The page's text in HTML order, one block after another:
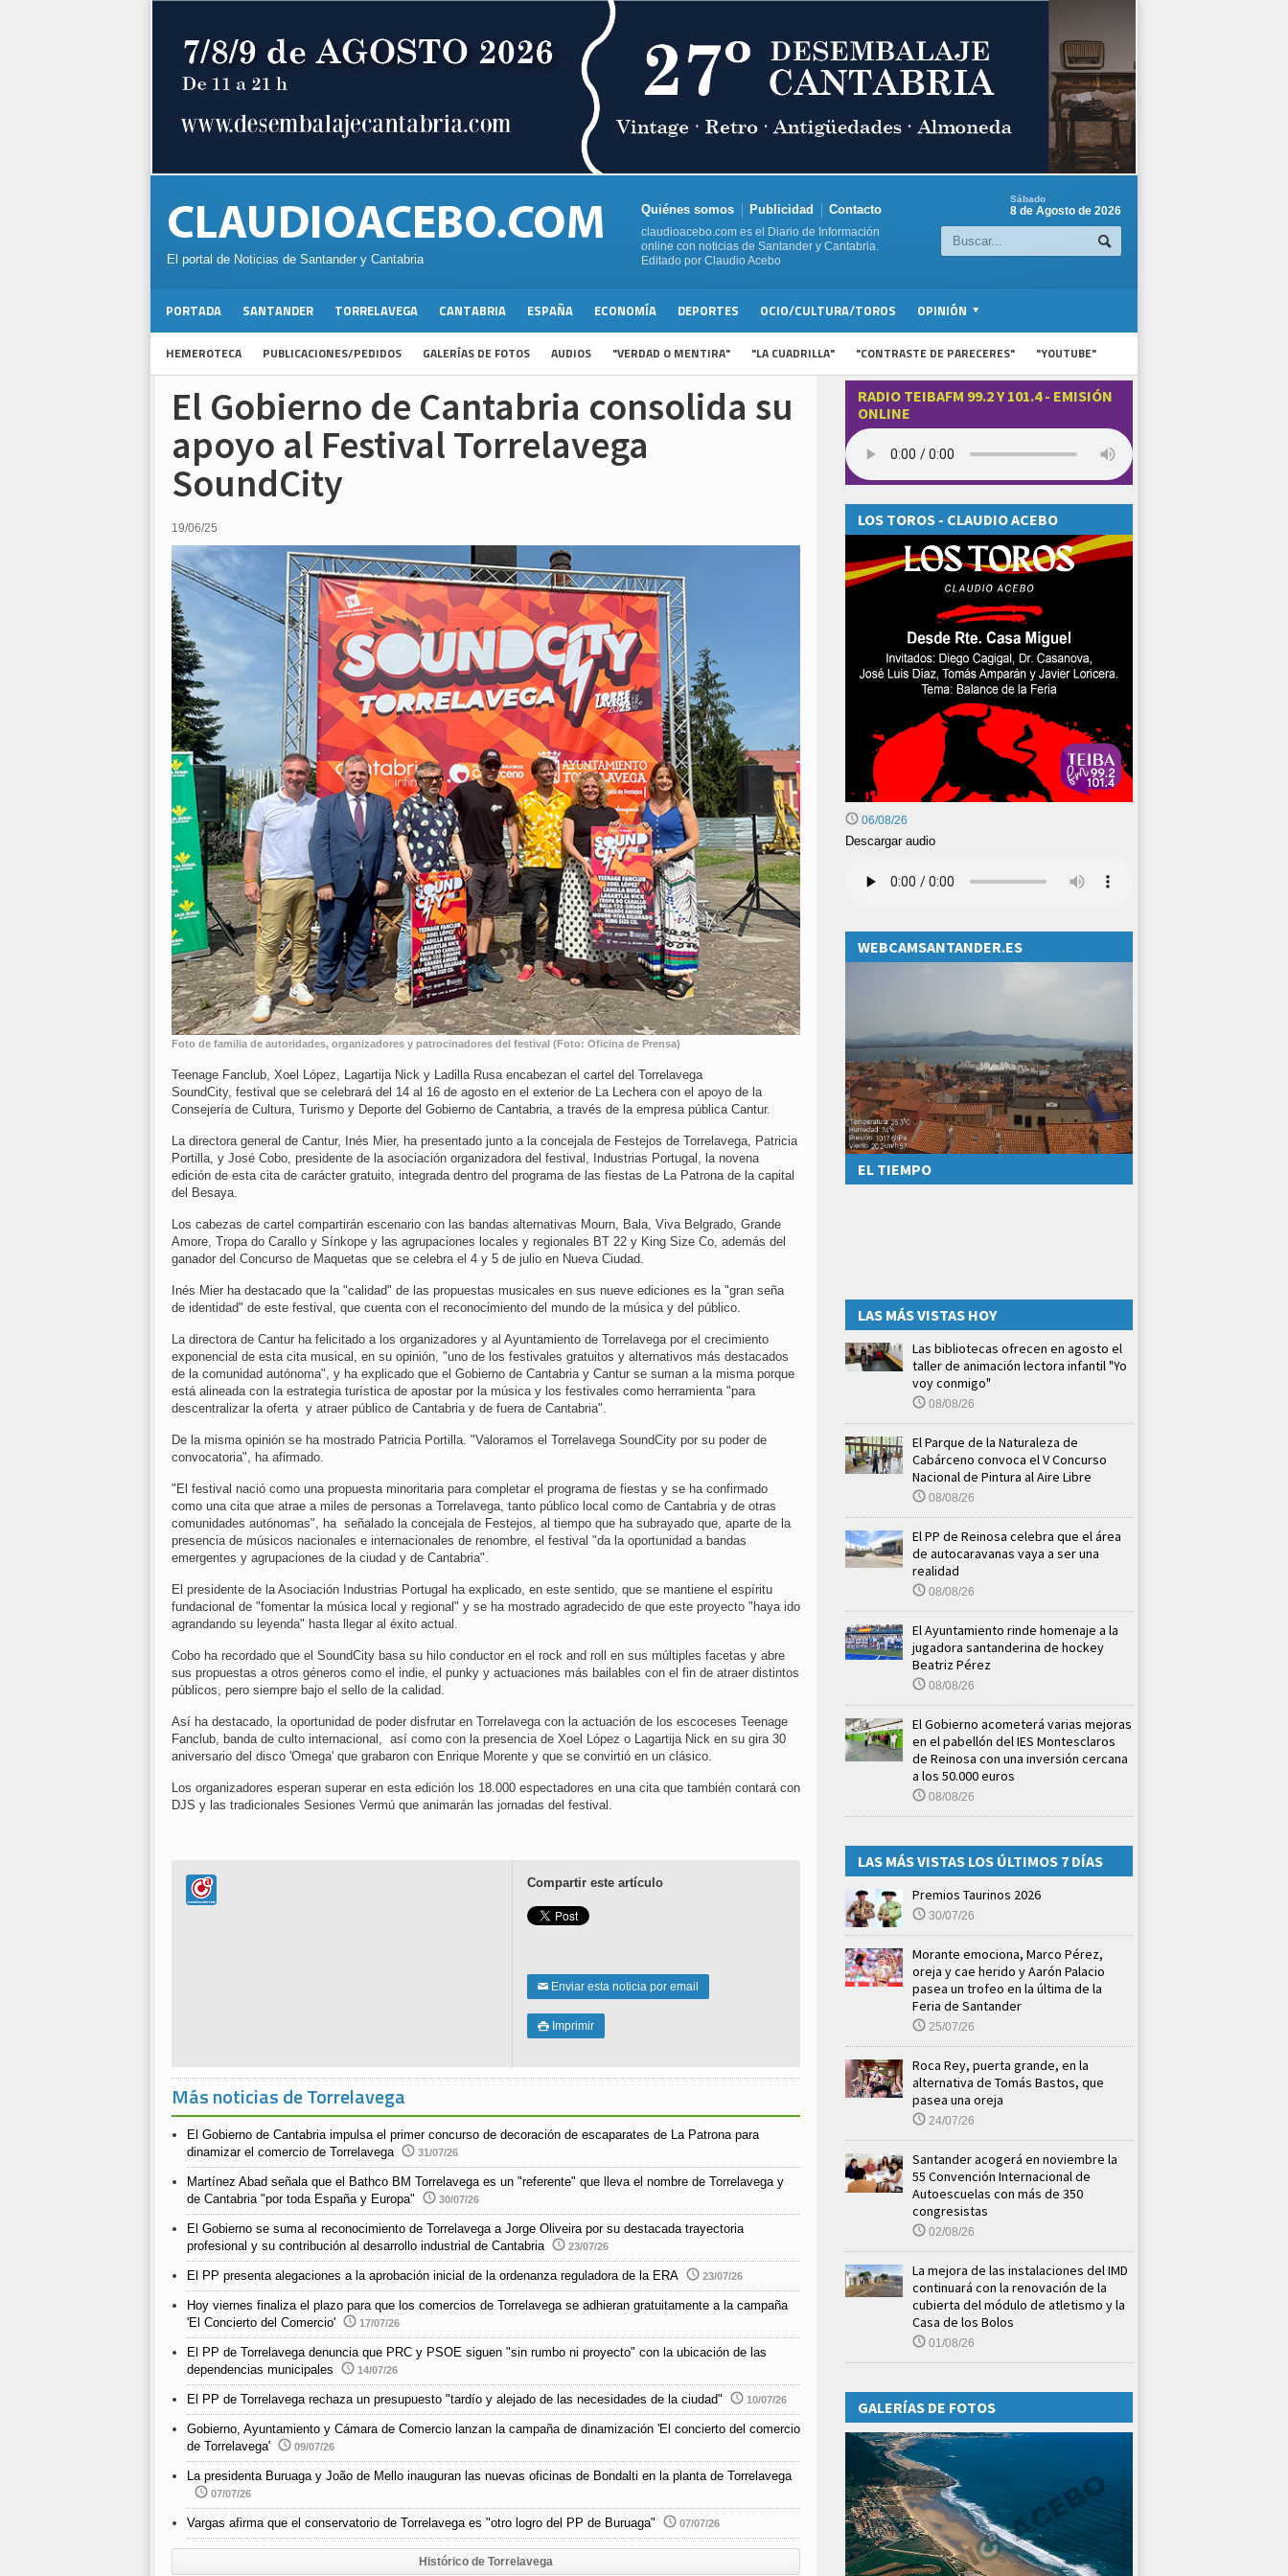
El portal de Noticias de Santander y Cantabria
Quiénes somos Publicidad Contacto
claudioacebo.com es el Diario de Información
online con noticias de Santander y Cantabria.
Editado por Claudio Acebo
Sábado
8 de Agosto de 2026
PORTADA SANTANDER TORRELAVEGA CANTABRIA ESPAÑA ECONOMÍA DEPORTES OCIO/CULTURA/TOROS OPINIÓN
HEMEROTECA PUBLICACIONES/PEDIDOS GALERÍAS DE FOTOS AUDIOS "VERDAD O MENTIRA" "LA CUADRILLA" "CONTRASTE DE PARECERES" "YOUTUBE"
El Gobierno de Cantabria consolida su
apoyo al Festival Torrelavega
SoundCity
19/06/25
Foto de familia de autoridades, organizadores y patrocinadores del festival (Foto: Oficina de Prensa)
Teenage Fanclub, Xoel López, Lagartija Nick y Ladilla Rusa encabezan el cartel del Torrelavega
SoundCity, festival que se celebrará del 14 al 16 de agosto en el exterior de La Lechera con el apoyo de la
Consejería de Cultura, Turismo y Deporte del Gobierno de Cantabria, a través de la empresa pública Cantur.
La directora general de Cantur, Inés Mier, ha presentado junto a la concejala de Festejos de Torrelavega, Patricia
Portilla, y José Cobo, presidente de la asociación organizadora del festival, Industrias Portugal, la novena
edición de esta cita de carácter gratuito, integrada dentro del programa de las fiestas de La Patrona de la capital
del Besaya.
Los cabezas de cartel compartirán escenario con las bandas alternativas Mourn, Bala, Viva Belgrado, Grande
Amore, Tropa do Carallo y Sínkope y las agrupaciones locales y regionales BT 22 y King Size Co, además del
ganador del Concurso de Maquetas que se celebra el 4 y 5 de julio en Nueva Ciudad.
Inés Mier ha destacado que la "calidad" de las propuestas musicales en sus nueve ediciones es la "gran seña
de identidad" de este festival, que cuenta con el reconocimiento del mundo de la música y del público.
La directora de Cantur ha felicitado a los organizadores y al Ayuntamiento de Torrelavega por el crecimiento
exponencial de esta cita musical, en su opinión, "uno de los festivales gratuitos y alternativos más destacados
de la comunidad autónoma", y ha explicado que el Gobierno de Cantabria y Cantur se suman a la misma porque
está alineada con la estrategia turística de apostar por la música y los festivales como herramienta "para
descentralizar la oferta y atraer público de Cantabria y de fuera de Cantabria".
De la misma opinión se ha mostrado Patricia Portilla. "Valoramos el Torrelavega SoundCity por su poder de
convocatoria", ha afirmado.
"El festival nació como una propuesta minoritaria para completar el programa de fiestas y se ha confirmado
como una cita que atrae a miles de personas a Torrelavega, tanto público local como de Cantabria y de otras
comunidades autónomas", ha señalado la concejala de Festejos, al tiempo que ha subrayado que, aparte de la
presencia de músicos nacionales e internacionales de renombre, el festival "da la oportunidad a bandas
emergentes y agrupaciones de la ciudad y de Cantabria".
El presidente de la Asociación Industrias Portugal ha explicado, en este sentido, que se mantiene el espíritu
fundacional de "fomentar la música local y regional" y se ha mostrado agradecido de que este proyecto "haya ido
agrandando su leyenda" hasta llegar al éxito actual.
Cobo ha recordado que el SoundCity basa su hilo conductor en el rock and roll en sus múltiples facetas y abre
sus propuestas a otros géneros como el indie, el punky y actuaciones más bailables con el fin de atraer distintos
públicos, pero siempre bajo el sello de la calidad.
Así ha destacado, la oportunidad de poder disfrutar en Torrelavega con la actuación de los escoceses Teenage
Fanclub, banda de culto internacional, así como con la presencia de Xoel López o Lagartija Nick en su gira 30
aniversario del disco 'Omega' que grabaron con Enrique Morente y que se convirtió en un clásico.
Los organizadores esperan superar en esta edición los 18.000 espectadores en una cita que también contará con
DJS y las tradicionales Sesiones Vermú que animarán las jornadas del festival.
Compartir este artículo
✉ Enviar esta noticia por email
 Imprimir
Más noticias de Torrelavega
El Gobierno de Cantabria impulsa el primer concurso de decoración de escaparates de La Patrona para
dinamizar el comercio de Torrelavega
31/07/26
Martínez Abad señala que el Bathco BM Torrelavega es un "referente" que lleva el nombre de Torrelavega y
de Cantabria "por toda España y Europa"
30/07/26
El Gobierno se suma al reconocimiento de Torrelavega a Jorge Oliveira por su destacada trayectoria
profesional y su contribución al desarrollo industrial de Cantabria
23/07/26
El PP presenta alegaciones a la aprobación inicial de la ordenanza reguladora de la ERA 23/07/26
Hoy viernes finaliza el plazo para que los comercios de Torrelavega se adhieran gratuitamente a la campaña
'El Concierto del Comercio'
17/07/26
El PP de Torrelavega denuncia que PRC y PSOE siguen "sin rumbo ni proyecto" con la ubicación de las
dependencias municipales
14/07/26
El PP de Torrelavega rechaza un presupuesto "tardío y alejado de las necesidades de la ciudad" 10/07/26
Gobierno, Ayuntamiento y Cámara de Comercio lanzan la campaña de dinamización 'El concierto del comercio
de Torrelavega'
09/07/26
La presidenta Buruaga y João de Mello inauguran las nuevas oficinas de Bondalti en la planta de Torrelavega
07/07/26
Vargas afirma que el conservatorio de Torrelavega es "otro logro del PP de Buruaga" 07/07/26
Histórico de Torrelavega
RADIO TEIBAFM 99.2 Y 101.4 - EMISIÓN
ONLINE
LOS TOROS - CLAUDIO ACEBO
06/08/26
Descargar audio
WEBCAMSANTANDER.ES
EL TIEMPO
LAS MÁS VISTAS HOY
Las bibliotecas ofrecen en agosto el
taller de animación lectora infantil "Yo
voy conmigo"
08/08/26
El Parque de la Naturaleza de
Cabárceno convoca el V Concurso
Nacional de Pintura al Aire Libre
08/08/26
El PP de Reinosa celebra que el área
de autocaravanas vaya a ser una
realidad
08/08/26
El Ayuntamiento rinde homenaje a la
jugadora santanderina de hockey
Beatriz Pérez
08/08/26
El Gobierno acometerá varias mejoras
en el pabellón del IES Montesclaros
de Reinosa con una inversión cercana
a los 50.000 euros
08/08/26
LAS MÁS VISTAS LOS ÚLTIMOS 7 DÍAS
Premios Taurinos 2026
30/07/26
Morante emociona, Marco Pérez,
oreja y cae herido y Aarón Palacio
pasea un trofeo en la última de la
Feria de Santander
25/07/26
Roca Rey, puerta grande, en la
alternativa de Tomás Bastos, que
pasea una oreja
24/07/26
Santander acogerá en noviembre la
55 Convención Internacional de
Autoescuelas con más de 350
congresistas
02/08/26
La mejora de las instalaciones del IMD
continuará con la renovación de la
cubierta del módulo de atletismo y la
Casa de los Bolos
01/08/26
GALERÍAS DE FOTOS